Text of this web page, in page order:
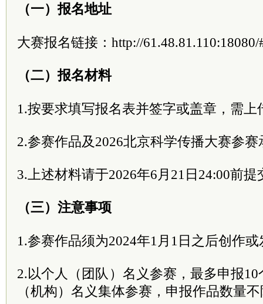
（一）报名地址
大赛报名链接：http://61.48.81.110:18080/
（二）报名材料
1.按要求填写报名表并签字或盖章，需上
2.参赛作品及2026北京科学传播大赛参赛
3.上述材料请于2026年6月21日24:00前提
（三）注意事项
1.参赛作品须为2024年1月1日之后创作
2.以个人（团队）名义参赛，最多申报
（机构）名义集体参赛，申报作品数量